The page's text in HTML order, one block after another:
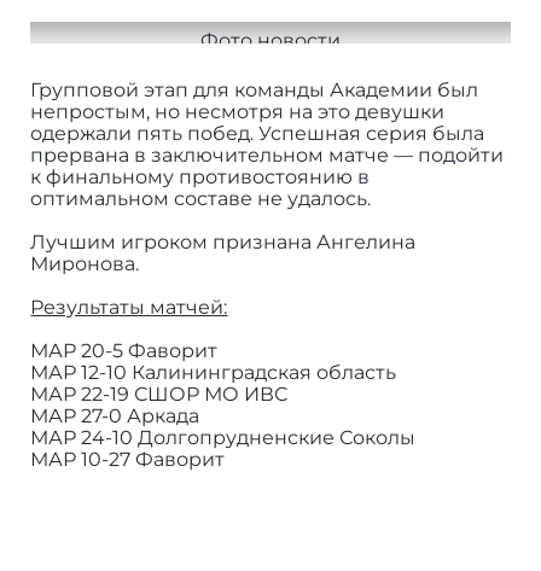
Групповой этап для команды Академии был
непростым, но несмотря на это девушки
одержали пять побед. Успешная серия была
прервана в заключительном матче — подойти
к финальному противостоянию в
оптимальном составе не удалось.
Лучшим игроком признана Ангелина
Миронова.
Результаты матчей:
МАР 20-5 Фаворит
МАР 12-10 Калининградская область
МАР 22-19 СШОР МО ИВС
МАР 27-0 Аркада
МАР 24-10 Долгопрудненские Соколы
МАР 10-27 Фаворит